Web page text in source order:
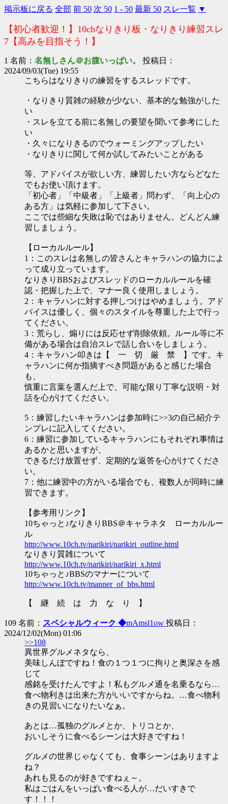
掲示板に戻る 全部 前 50 次 50 1 - 50 最新 50 スレ一覧 ▼
【初心者歓迎！】10chなりきり板・なりきり練習スレ
7【高みを目指そう！】
1 名前： 名無しさん＠お腹いっぱい。 投稿日：
2024/09/03(Tue) 19:55
こちらはなりきりの練習をするスレッドです。
・なりきり質雑の経験が少ない、基本的な勉強がした
い
・スレを立てる前に名無しの要望を聞いて参考にした
い
・久々になりきるのでウォーミングアップしたい
・なりきりに関して何か試してみたいことがある
等、アドバイスが欲しい方、練習したい方ならどなた
でもお使い頂けます。
「初心者」「中級者」「上級者」問わず、「向上心の
ある方」は気軽に参加して下さい。
ここでは些細な失敗は恥ではありません。どんどん練
習しましょう。
【ローカルルール】
1：このスレは名無しの皆さんとキャラハンの協力によ
って成り立っています。
なりきりBBSおよびスレッドのローカルルールを確
認・把握した上で、マナー良く使用しましょう。
2：キャラハンに対する押しつけはやめましょう。アド
バイスは優しく、個々のスタイルを尊重した上で行っ
てください。
3：荒らし、煽りには反応せず削除依頼。ルール等に不
備がある場合は自治スレで話し合いをしましょう。
4：キャラハン叩きは【 一 切 厳 禁 】です。キ
ャラハンに何か指摘すべき問題があると感じた場合
も、
慎重に言葉を選んだ上で、可能な限り丁寧な説明・対
話を心がけてください。
5：練習したいキャラハンは参加時に>>3の自己紹介テ
ンプレに記入してください。
6：練習に参加しているキャラハンにもそれぞれ事情は
あるかと思いますが、
できるだけ放置せず、定期的な返答を心がけてくださ
い。
7：他に練習中の方がいる場合でも、複数人が同時に練
習できます。
【参考用リンク】
10ちゃっと♪なりきりBBS＠キャラネタ ローカルルー
ル
http://www.10ch.tv/narikiri/narikiri_outline.html
なりきり質雑について
http://www.10ch.tv/narikiri/narikiri_x.html
10ちゃっと♪BBSのマナーについて
http://www.10ch.tv/manner_of_bbs.html
【 継 続 は 力 な り 】
109 名前： スペシャルウィーク ◆mAmsl1ow 投稿日：
2024/12/02(Mon) 01:06
>>108
異世界グルメネタなら、
美味しんぼですね！食の１つ１つに拘りと奥深さを感
じて
感銘を受けたんですよ！私もグルメ通を名乗るなら…
食べ物利きは出来た方がいいですからね。…食べ物利
きの見習いになりたいなぁ。
あとは…孤独のグルメとか、トリコとか、
おいしそうに食べるシーンは大好きですね！
グルメの世界じゃなくても、食事シーンはありますよ
ね？
あれも見るのが好きですねぇ～。
私はごはんをいっぱい食べる人が…だいすきで
す！！！